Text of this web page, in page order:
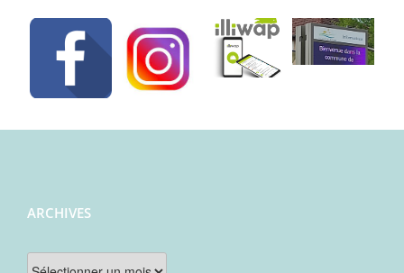
ARCHIVES
Archives